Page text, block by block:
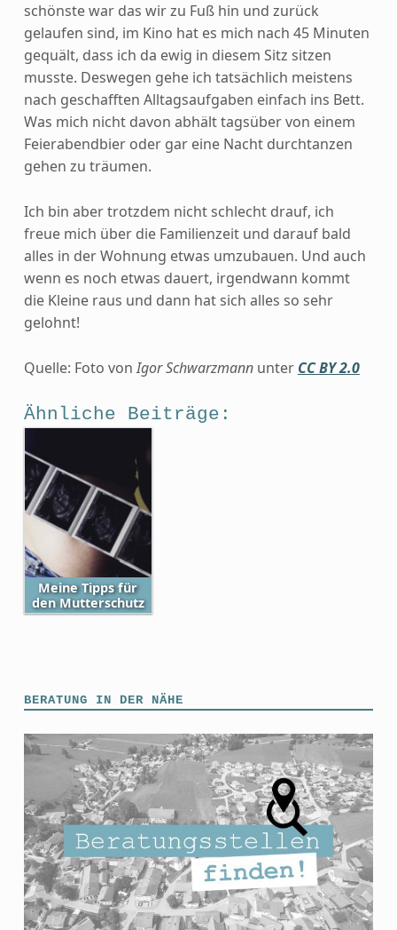
schönste war das wir zu Fuß hin und zurück
gelaufen sind, im Kino hat es mich nach 45 Minuten
gequält, dass ich da ewig in diesem Sitz sitzen
musste. Deswegen gehe ich tatsächlich meistens
nach geschafften Alltagsaufgaben einfach ins Bett.
Was mich nicht davon abhält tagsüber von einem
Feierabendbier oder gar eine Nacht durchtanzen
gehen zu träumen.
Ich bin aber trotzdem nicht schlecht drauf, ich
freue mich über die Familienzeit und darauf bald
alles in der Wohnung etwas umzubauen. Und auch
wenn es noch etwas dauert, irgendwann kommt
die Kleine raus und dann hat sich alles so sehr
gelohnt!
Quelle: Foto vonIgor Schwarzmann unter CC BY 2.0
Ähnliche Beiträge:
Meine Tipps für
den Mutterschutz
BERATUNG IN DER NÄHE